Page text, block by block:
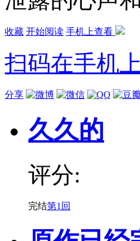
收藏 开始阅读 手机上查看
扫码在手机
分享
久久的
评分:
完结第1回